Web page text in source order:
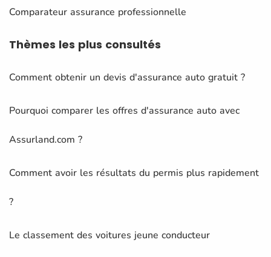
Comparateur assurance professionnelle
Thèmes les plus consultés
Comment obtenir un devis d'assurance auto gratuit ?
Pourquoi comparer les offres d'assurance auto avec
Assurland.com ?
Comment avoir les résultats du permis plus rapidement
?
Le classement des voitures jeune conducteur